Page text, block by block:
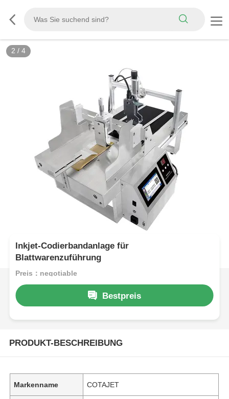
2 / 4
Inkjet-Codierbandanlage für
Blattwarenzuführung
Preis：negotiable
Bestpreis
PRODUKT-BESCHREIBUNG
Markenname COTAJET